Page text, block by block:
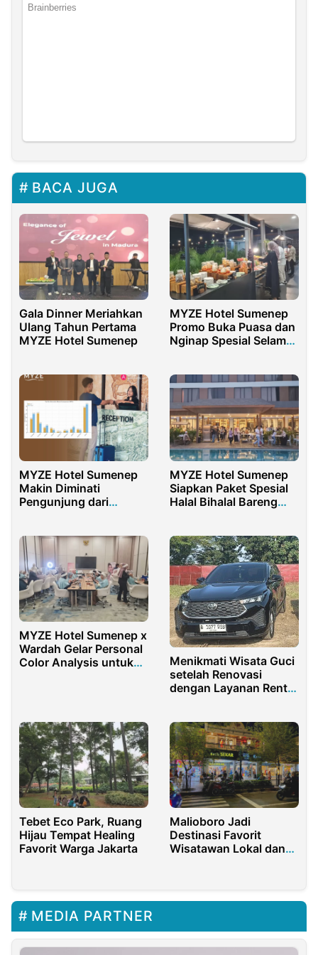
BACA JUGA
Gala Dinner Meriahkan
Ulang Tahun Pertama
MYZE Hotel Sumenep
MYZE Hotel Sumenep
Promo Buka Puasa dan
Nginap Spesial Selama
MYZE Hotel Sumenep
Makin Diminati
Pengunjung dari
MYZE Hotel Sumenep
Siapkan Paket Spesial
Halal Bihalal Bareng
MYZE Hotel Sumenep x
Wardah Gelar Personal
Color Analysis untuk
Menikmati Wisata Guci
setelah Renovasi
dengan Layanan Rental
Tebet Eco Park, Ruang
Hijau Tempat Healing
Favorit Warga Jakarta
Malioboro Jadi
Destinasi Favorit
Wisatawan Lokal dan
MEDIA PARTNER